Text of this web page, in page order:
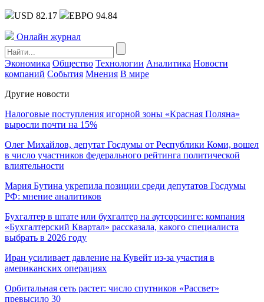
USD 82.17 ЕВРО 94.84
Онлайн журнал
Экономика Общество Технологии Аналитика Новости
компаний События Мнения В мире
Другие новости
Налоговые поступления игорной зоны «Красная Поляна»
выросли почти на 15%
Олег Михайлов, депутат Госдумы от Республики Коми, вошел
в число участников федерального рейтинга политической
влиятельности
Мария Бутина укрепила позиции среди депутатов Госдумы
РФ: мнение аналитиков
Бухгалтер в штате или бухгалтер на аутсорсинге: компания
«Бухгалтерский Квартал» рассказала, какого специалиста
выбрать в 2026 году
Иран усиливает давление на Кувейт из-за участия в
американских операциях
Орбитальная сеть растет: число спутников «Рассвет»
превысило 30